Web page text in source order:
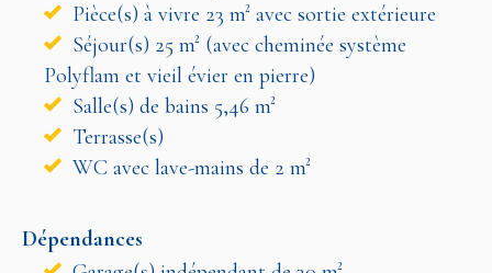
Pièce(s) à vivre 23 m² avec sortie extérieure
Séjour(s) 25 m² (avec cheminée système
Polyflam et vieil évier en pierre)
Salle(s) de bains 5,46 m²
Terrasse(s)
WC avec lave-mains de 2 m²
Dépendances